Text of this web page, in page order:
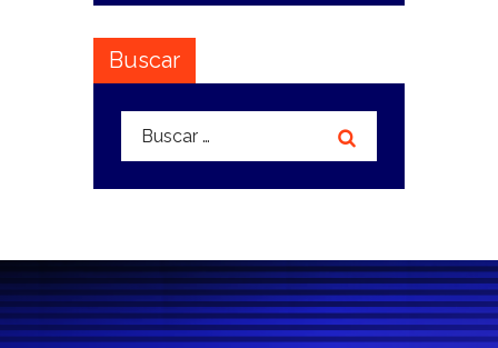
Buscar
Buscar: